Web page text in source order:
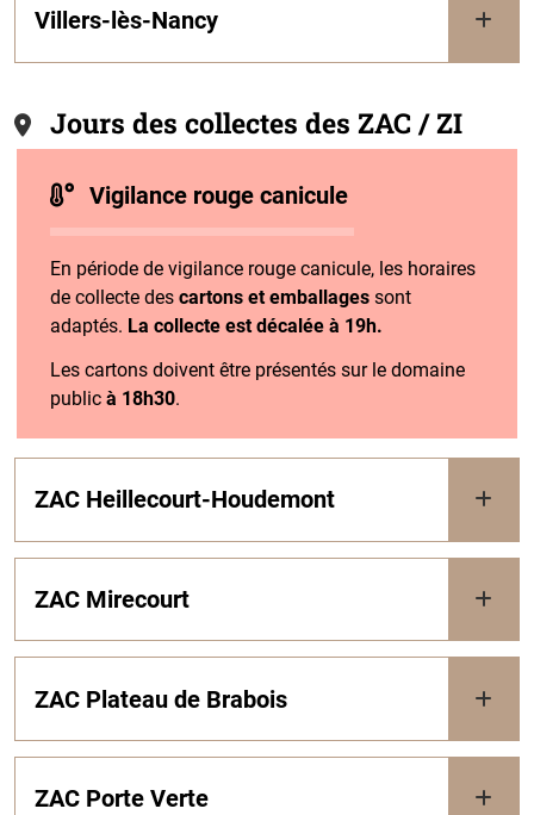
Villers-lès-Nancy
Jours des collectes des ZAC / ZI
Vigilance rouge canicule
En période de vigilance rouge canicule, les horaires
de collecte descartons et emballages sont
adaptés. La collecte est décalée à 19h.
Les cartons doivent être présentés sur le domaine
publicà 18h30.
ZAC Heillecourt-Houdemont
ZAC Mirecourt
ZAC Plateau de Brabois
ZAC Porte Verte